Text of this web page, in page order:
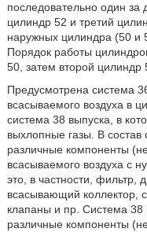
последовательно один за
цилиндр 52 и третий
наружных цилиндра (50 и
Порядок работы
50, затем второй цилиндр
Предусмотрена система
всасываемого воздуха в
система 38 выпуска, в
выхлопные газы. В состав
различные компоненты
всасываемого воздуха с
это, в частности, фильтр,
всасывающий коллектор,
клапаны и пр. Система 38
различные компоненты